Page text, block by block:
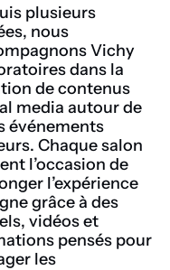
plusieurs
nous
Vichy
dans la
de contenus
media autour de
événements
Chaque salon
l’occasion de
l’expérience
grâce à des
vidéos et
pensés pour
les